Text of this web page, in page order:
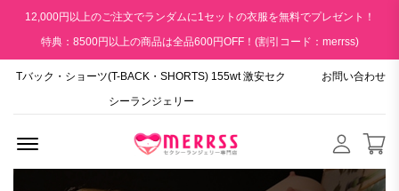
12,000円以上のご注文でランダムに1セットの衣服を無料でプレゼント！
特典：8500円以上の商品は全品600円OFF！(割引コード：merrss)
Tバック・ショーツ(T-BACK・SHORTS) 155wt 激安セク
シーランジェリー
お問い合わせ